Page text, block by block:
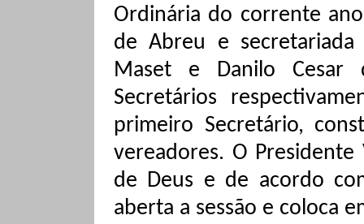
Ordinária do corrente
de Abreu e
Maset e Danilo Cesar
Secretários
primeiro Secretário,
vereadores. O
de Deus e de acordo
aberta a sessão e coloca